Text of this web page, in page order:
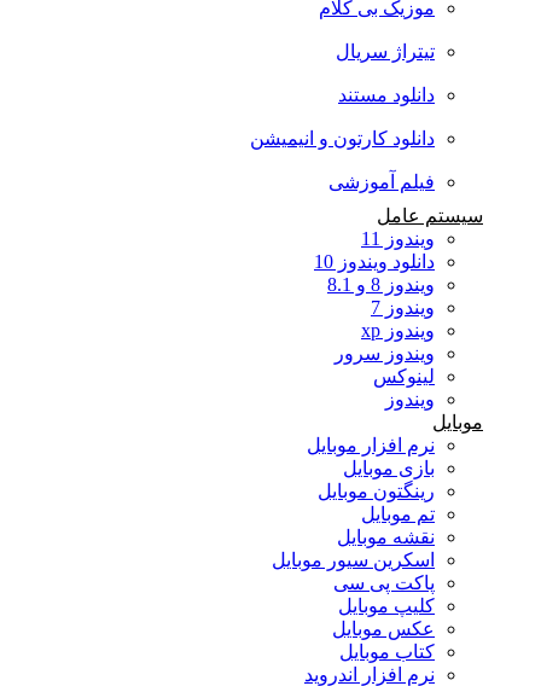
موزیک بی کلام
تیتراژ سریال
دانلود مستند
دانلود کارتون و انیمیشن
فیلم آموزشی
سیستم عامل
ویندوز 11
دانلود ویندوز 10
ویندوز 8 و 8.1
ویندوز 7
ویندوز xp
ویندوز سرور
لینوکس
ویندوز
موبایل
نرم افزار موبایل
بازی موبایل
رینگتون موبایل
تم موبایل
نقشه موبایل
اسکرین سیور موبایل
پاکت پی سی
کلیپ موبایل
عکس موبایل
کتاب موبایل
نرم افزار اندروید